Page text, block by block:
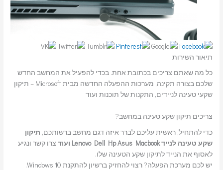
תיאור השירות
כל מה שאתם צריכים בכתובת אחת. בכדי להפעיל את המחשב החדש
שלכם בצורה תקינה, מערכות ההפעלה החדשה מבית Microsoft – תיקון
שקעי טעינה לניידים, התקנות של תוכנות ועוד
צריכים תיקון שקע טעינה במחשב?
כדי להתחיל, ראשית עליכם לברר איזה דגם מחשב ברשותכם, תיקון
שקע טעינה לנייד Lenovo Dell Hp Asus Macbook ועוד
צרו קשר ונגיע
לאסוף את הנייד לתיקון שקע הטעינה שלו.
יש לכם מערכת הפעלה? רצוי להחזיק ברשיון להתקנת Windows 10.